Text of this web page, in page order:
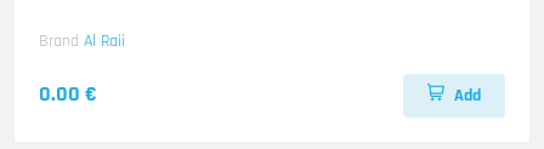
Brand Al Raii
0.00 € Add